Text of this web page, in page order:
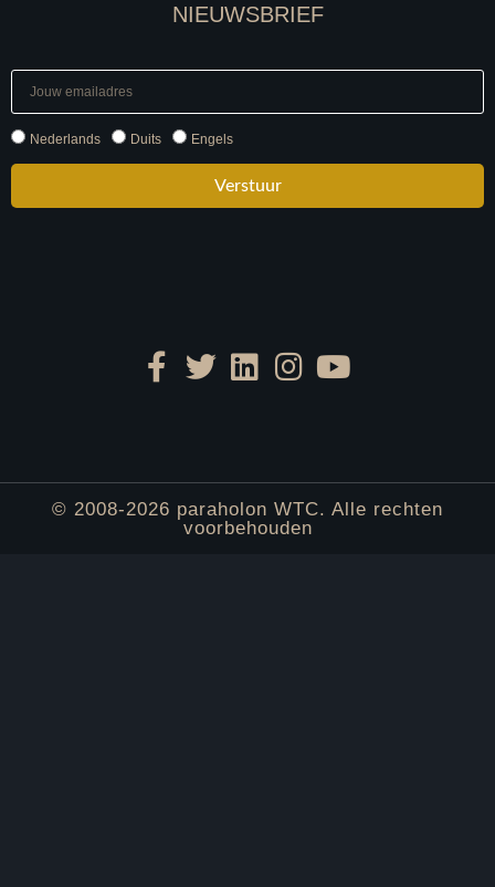
NIEUWSBRIEF
Nederlands Duits Engels
Verstuur
© 2008-2026 paraholon WTC. Alle rechten
voorbehouden